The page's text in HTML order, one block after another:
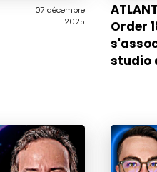
07 décembre
2025
Order
studio